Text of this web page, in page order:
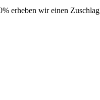
erheben wir einen Zuschlag